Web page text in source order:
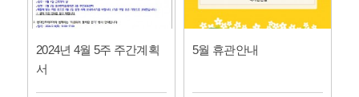
2024년 4월 5주 주간계획
서
5월 휴관안내